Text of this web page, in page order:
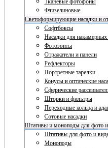
Тканевые фотофоны
Флизелиновые
Светоформирующие насадки и
Софтбоксы
Насадки для
Фотозонты
Отражатели и панели
Рефлекторы
Портретные тарелки
Конусы и оптические
Сферические
Шторки и фильтры
Переходные кольца и
Сотовые насадки
Штативы и моноподы для фото и
Штативы для фото и
Моноподы